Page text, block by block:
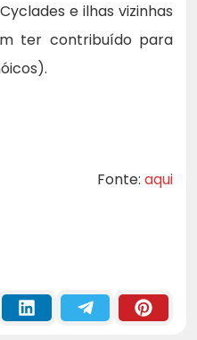
e ilhas vizinhas
ter contribuído para
Fonte: aqui